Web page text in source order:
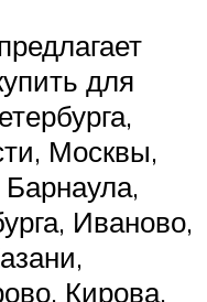
для
Москвы,
Иваново,
Кирова,